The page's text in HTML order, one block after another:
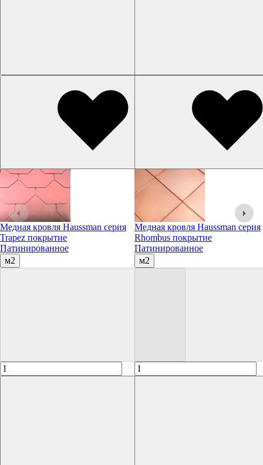
Медная кровля Haussman серия
Trapez покрытие
Патинированное
м2
Медная кровля Haussman серия
Rhombus покрытие
Патинированное
м2